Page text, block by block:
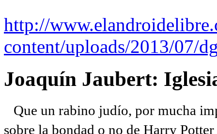
http://
content/uploads/2013/07/
Joaquín Jaubert:
Que un rabino judío, por mucha
sobre la bondad o no de Harry